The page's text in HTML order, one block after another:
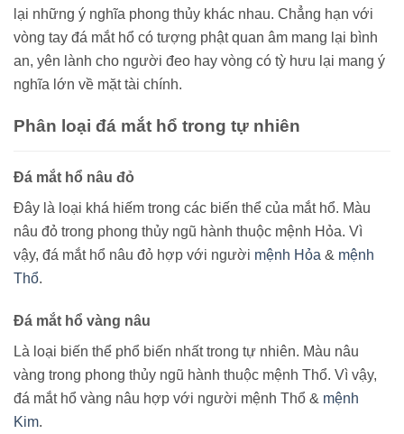
lại những ý nghĩa phong thủy khác nhau. Chẳng hạn với
vòng tay đá mắt hổ có tượng phật quan âm mang lại bình
an, yên lành cho người đeo hay vòng có tỳ hưu lại mang ý
nghĩa lớn về mặt tài chính.
Phân loại đá mắt hổ trong tự nhiên
Đá mắt hổ nâu đỏ
Đây là loại khá hiếm trong các biến thể của mắt hổ. Màu
nâu đỏ trong phong thủy ngũ hành thuộc mệnh Hỏa. Vì
vậy, đá mắt hổ nâu đỏ hợp với người mệnh Hỏa & mệnh
Thổ.
Đá mắt hổ vàng nâu
Là loại biến thể phổ biến nhất trong tự nhiên. Màu nâu
vàng trong phong thủy ngũ hành thuộc mệnh Thổ. Vì vậy,
đá mắt hổ vàng nâu hợp với người mệnh Thổ & mệnh
Kim.